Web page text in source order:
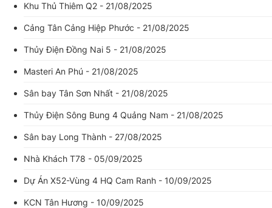
Khu Thủ Thiêm Q2 - 21/08/2025
Cảng Tân Cảng Hiệp Phước - 21/08/2025
Thủy Điện Đồng Nai 5 - 21/08/2025
Masteri An Phú - 21/08/2025
Sân bay Tân Sơn Nhất - 21/08/2025
Thủy Điện Sông Bung 4 Quảng Nam - 21/08/2025
Sân bay Long Thành - 27/08/2025
Nhà Khách T78 - 05/09/2025
Dự Án X52-Vùng 4 HQ Cam Ranh - 10/09/2025
KCN Tân Hương - 10/09/2025